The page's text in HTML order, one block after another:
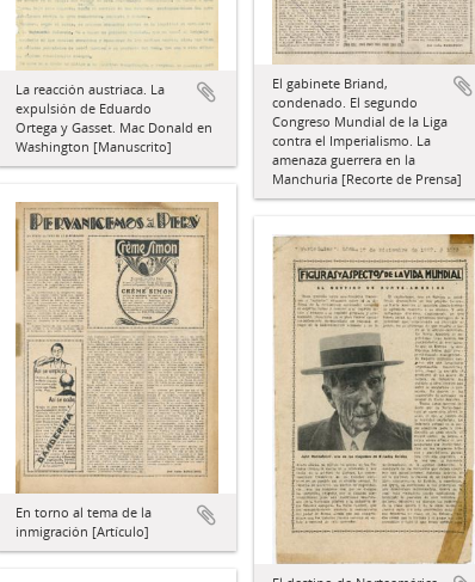
El gabinete Briand,
condenado. El segundo
Congreso Mundial de la Liga
contra el Imperialismo. La
amenaza guerrera en la
Manchuria [Recorte de Prensa]
La reacción austriaca. La
expulsión de Eduardo
Ortega y Gasset. Mac Donald en
Washington [Manuscrito]
En torno al tema de la
inmigración [Artículo]